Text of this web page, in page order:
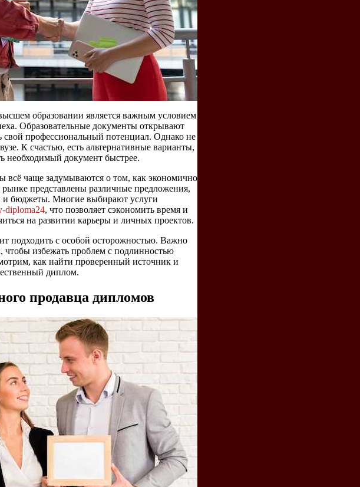
образовании является важным условием
Образовательные документы открывают
профессиональный потенциал. Однако не
К счастью, есть альтернативные варианты,
необходимый документ быстрее.
чаще задумываются о том, как экономично
представлены различные предложения,
и бюджеты. Многие выбирают услуги
diploma24, что позволяет сэкономить время и
на развитии карьеры и личных проектов.
подходить с особой осторожностью. Важно
чтобы избежать проблем с подлинностью
как найти проверенный источник и
диплом.
продавца дипломов